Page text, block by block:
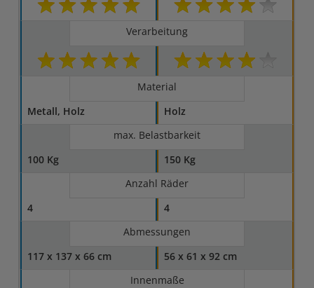
Verarbeitung
Material
Metall, Holz
Holz
max. Belastbarkeit
100 Kg
150 Kg
Anzahl Räder
4
4
Abmessungen
117 x 137 x 66 cm
56 x 61 x 92 cm
Innenmaße